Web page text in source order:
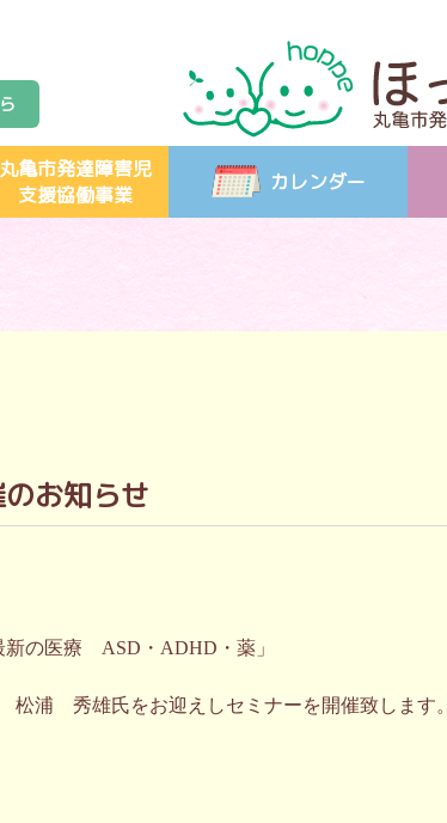
丸亀市発達障害児
支援協働事業
カレンダー
お知らせ
新の医療 ASD・ADHD・薬」
浦 秀雄氏をお迎えしセミナーを開催致します。